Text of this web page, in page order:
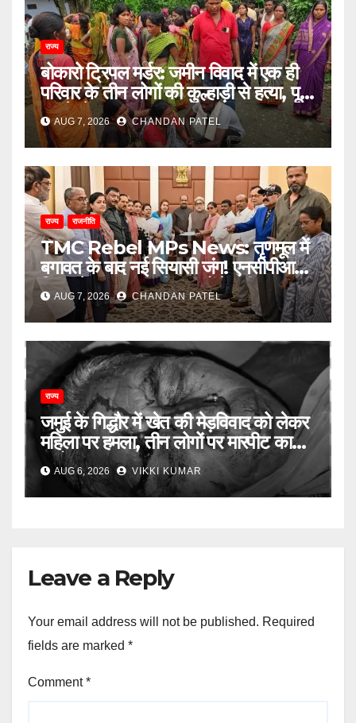
राज्य
बोकारो ट्रिपल मर्डर: जमीन विवाद में एक ही
परिवार के तीन लोगों की कुल्हाड़ी से हत्या, पूरे
इलाके में दहशत
AUG 7, 2026 CHANDAN PATEL
राज्य राजनीति
TMC Rebel MPs News: तृणमूल में
बगावत के बाद नई सियासी जंग! एनसीपीआई में
विलय के बावजूद बागी सांसदों में बढ़ी
खींचतान, भाजपा को लेकर भी दो राय
AUG 7, 2026 CHANDAN PATEL
राज्य
जमुई के गिद्धौर में खेत की मेड़विवाद को लेकर
महिला पर हमला, तीन लोगों पर मारपीट का
आरोप
AUG 6, 2026 VIKKI KUMAR
Leave a Reply
Your email address will not be published. Required
fields are marked *
Comment*